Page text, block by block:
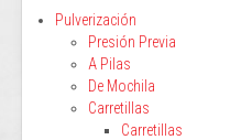
Pulverización
Presión Previa
A Pilas
De Mochila
Carretillas
Carretillas